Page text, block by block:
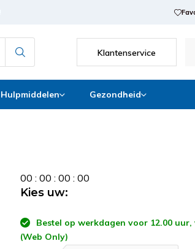
Klantenservice
Hulpmiddelen Gezondheid
00 :00 :00 :00
Kies uw:
Bestel op werkdagen voor 12.00
(Web Only)